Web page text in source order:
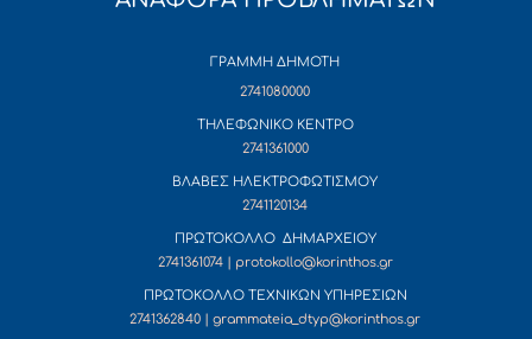
ΓΡΑΜΜΗ ΔΗΜΟΤΗ
2741080000
ΤΗΛΕΦΩΝΙΚΟ ΚΕΝΤΡΟ
2741361000
ΒΛΑΒΕΣ ΗΛΕΚΤΡΟΦΩΤΙΣΜΟΥ
2741120134
ΠΡΩΤΟΚΟΛΛΟ ΔΗΜΑΡΧΕΙΟΥ
2741361074 | protokollo@korinthos.gr
ΠΡΩΤΟΚΟΛΛΟ ΤΕΧΝΙΚΩΝ ΥΠΗΡΕΣΙΩΝ
2741362840 | grammateia_dtyp@korinthos.gr